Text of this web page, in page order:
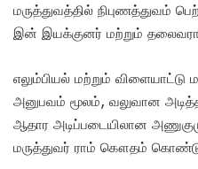
மருத்துவத்தில் நிபுணத்துவம்
இன் இயக்குனர் மற்றும்
எலும்பியல் மற்றும்
அனுபவம் மூலம், வலுவான
ஆதார அடிப்படையிலான
மருத்துவர் ராம் கௌதம் கொண்டு